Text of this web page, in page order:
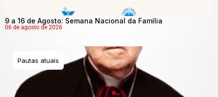
9 a 16 de Agosto: Semana Nacional da Família
06 de agosto de 2026
Pautas atuais